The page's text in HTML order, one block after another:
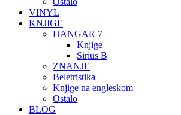
VINYL
KNJIGE
HANGAR 7
Knjige
Sirius B
ZNANJE
Beletristika
Knjige na engleskom
Ostalo
BLOG